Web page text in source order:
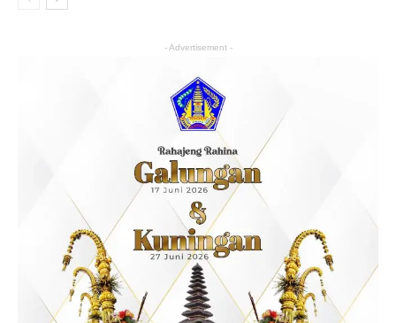
- Advertisement -